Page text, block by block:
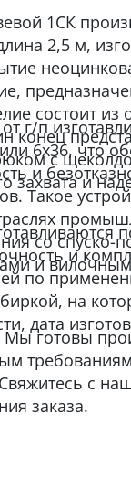
1СК
2,5 м,
состоит из
конец
с
захвата и
г/п
6x36, что
и
Такое
со
и
и
по
на
дата
готовы
с
заказа.